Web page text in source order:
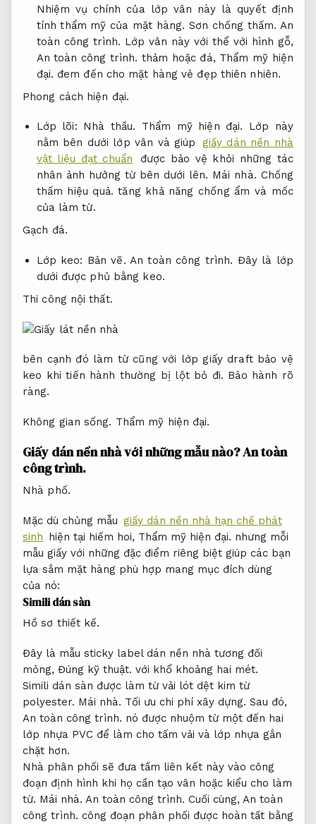
Nhiệm vụ chính của lớp vân này là quyết định
tính thẩm mỹ của mặt hàng. Sơn chống thấm. An
toàn công trình. Lớp vân này với thể với hình gỗ,
An toàn công trình. thảm hoặc đá, Thẩm mỹ hiện
đại. đem đến cho mặt hàng vẻ đẹp thiên nhiên.
Phong cách hiện đại.
Lớp lõi: Nhà thầu. Thẩm mỹ hiện đại. Lớp này
nằm bên dưới lớp vân và giúp
giấy dán nền nhà
vật liệu đạt chuẩn
được bảo vệ khỏi những tác
nhân ảnh hưởng từ bên dưới lên. Mái nhà. Chống
thấm hiệu quả. tăng khả năng chống ẩm và mốc
của làm từ.
Gạch đá.
Lớp keo: Bản vẽ. An toàn công trình. Đây là lớp
dưới được phủ bằng keo.
Thi công nội thất.
bên cạnh đó làm từ cũng với lớp giấy draft bảo vệ
keo khi tiến hành thường bị lột bỏ đi. Bảo hành rõ
ràng.
Không gian sống. Thẩm mỹ hiện đại.
Giấy dán nền nhà với những mẫu nào?An toàn
công trình.
Nhà phố.
Mặc dù chủng mẫu giấy dán nền nhà hạn chế phát
sinh hiện tại hiếm hoi, Thẩm mỹ hiện đại. nhưng mỗi
mẫu giấy với những đặc điểm riêng biệt giúp các bạn
lựa sắm mặt hàng phù hợp mang mục đích dùng
của nó:
Simili dán sàn
Hồ sơ thiết kế.
Đây là mẫu sticky label dán nền nhà tương đối
mỏng, Đúng kỹ thuật. với khổ khoảng hai mét.
Simili dán sàn được làm từ vải lót dệt kim từ
polyester. Mái nhà. Tối ưu chi phí xây dựng. Sau đó,
An toàn công trình. nó được nhuộm từ một đến hai
lớp nhựa PVC để làm cho tấm vải và lớp nhựa gắn
chặt hơn.
Nhà phân phối sẽ đưa tấm liên kết này vào công
đoạn định hình khi họ cần tạo vân hoặc kiểu cho làm
từ. Mái nhà. An toàn công trình. Cuối cùng, An toàn
công trình. công đoạn phân phối được hoàn tất bằng